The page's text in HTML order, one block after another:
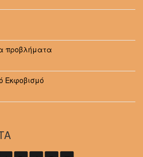
προβλήματα
Εκφοβισμό